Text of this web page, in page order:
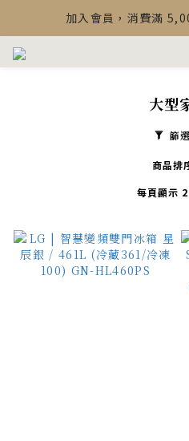
【最新公告】Devialet
加入會員，消費滿
【最新公告】Devialet
大型
篩選
商品排
每頁顯示